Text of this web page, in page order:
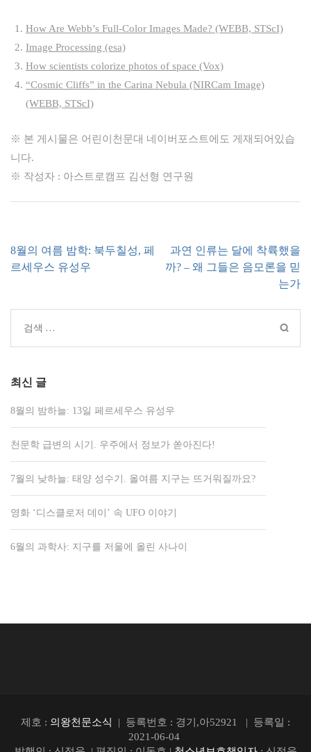
How Are Webb’s Full-Color Images Made? (WEBB, STScI)
Image Processing (esa)
How scientists colorize photos of space (Vox)
“Cosmic Cliffs” in the Carina Nebula (NIRCam Image)
(WEBB, STScI)
※ 본 게시물은 어린이천문대 네이버포스트에도 게재되어있습
니다.
※ 작성자 : 아스트로캠프 김선형 연구원
글
내
션
8월의 여름 밤학: 북두칠성, 페
르세우스 유성우
과연 인류는 달에 착륙했을
까? – 왜 그들은 음모론을 믿
는가
검
최신 글
8월의 밤하늘: 13일 페르세우스 유성우
천문학 급변의 시기. 우주에서 정보가 쏟아진다!
7월의 낮하늘: 태양 성수기. 올여름 지구는 뜨거워질까요?
영화 ‘디스클로저 데이’ 속 UFO 이야기
6월의 과학사: 지구를 저울에 올린 사나이
제호 : 의왕천문소식
| 등록번호 : 경기,아52921 | 등록일 :
2021-06-04